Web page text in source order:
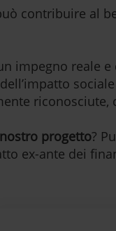
contribuire al
impegno reale
riconosciute,
progetto?
ex-ante dei